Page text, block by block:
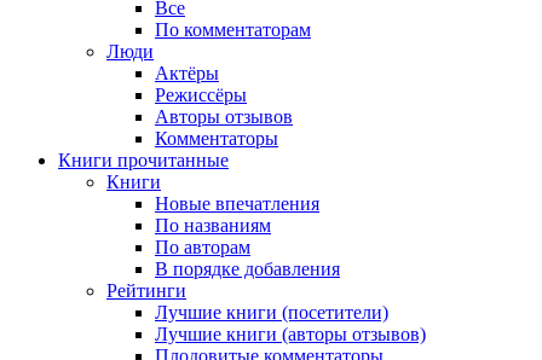
Все
По комментаторам
Люди
Актёры
Режиссёры
Авторы отзывов
Комментаторы
Книги прочитанные
Книги
Новые впечатления
По названиям
По авторам
В порядке добавления
Рейтинги
Лучшие книги (посетители)
Лучшие книги (авторы отзывов)
Плодовитые комментаторы